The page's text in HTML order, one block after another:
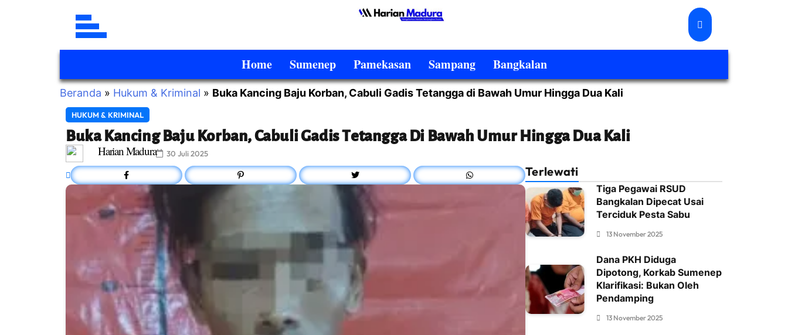
Home Sumenep Pamekasan Sampang Bangkalan
Beranda » Hukum & Kriminal » Buka Kancing Baju Korban, Cabuli Gadis Tetangga di Bawah Umur Hingga Dua Kali
HUKUM & KRIMINAL
Buka Kancing Baju Korban, Cabuli Gadis Tetangga Di Bawah Umur Hingga Dua Kali
30 Juli 2025
Harian Madura
Terlewati
Tiga Pegawai RSUD
Bangkalan Dipecat Usai
Terciduk Pesta Sabu
13 November 2025
Dana PKH Diduga
Dipotong, Korkab Sumenep
Klarifikasi: Bukan Oleh
Pendamping
13 November 2025